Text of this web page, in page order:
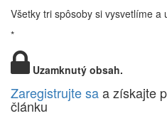
Všetky tri spôsoby si vysvetlíme a
*
Uzamknutý obsah.
Zaregistrujte saa získajte
článku